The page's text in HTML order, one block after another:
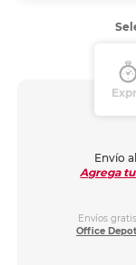
Envío
Agrega
Envíos
Office